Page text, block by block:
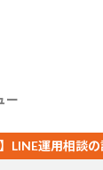
ー
談の詳細はこち